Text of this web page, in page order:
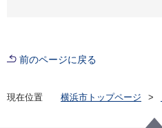
前のページに戻る
現在位置 横浜市トップページ
横浜みどりアップ計画